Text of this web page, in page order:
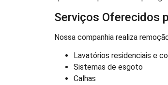
Serviços Oferecidos
Nossa companhia realiza
Lavatórios residenciais e
Sistemas de esgoto
Calhas